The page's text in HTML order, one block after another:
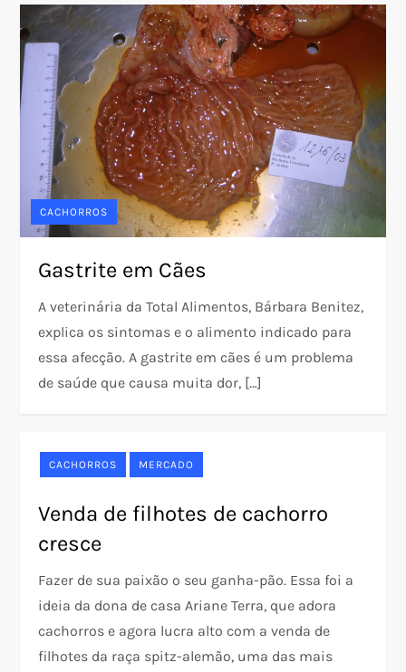
CACHORROS
Gastrite em Cães
A veterinária da Total Alimentos, Bárbara Benitez,
explica os sintomas e o alimento indicado para
essa afecção. A gastrite em cães é um problema
de saúde que causa muita dor, […]
CACHORROS MERCADO
Venda de filhotes de cachorro
cresce
Fazer de sua paixão o seu ganha-pão. Essa foi a
ideia da dona de casa Ariane Terra, que adora
cachorros e agora lucra alto com a venda de
filhotes da raça spitz-alemão, uma das mais